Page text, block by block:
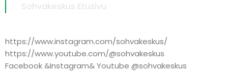
Sohvakeskus Etusivu
https://www.instagram.com/sohvakeskus/
https://www.youtube.com/@sohvakeskus
Facebook &Instagram& Youtube @sohvakeskus